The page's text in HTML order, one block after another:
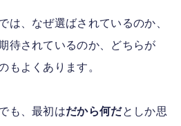
は、なぜ選ばされているのか、
待されているのか、どちらが
もよくあります。
も、最初はだから何だとしか思